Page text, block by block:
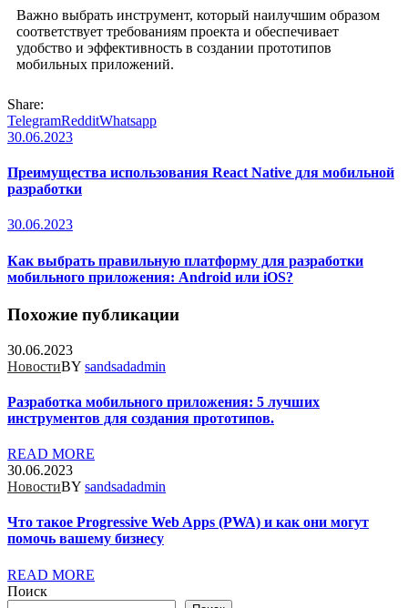
Важно выбрать инструмент, который наилучшим образом
соответствует требованиям проекта и обеспечивает
удобство и эффективность в создании прототипов
мобильных приложений.
Share:
TelegramRedditWhatsapp
30.06.2023
Преимущества использования React Native для мобильной
разработки
30.06.2023
Как выбрать правильную платформу для разработки
мобильного приложения: Android или iOS?
Похожие публикации
30.06.2023
НовостиBY sandsadadmin
Разработка мобильного приложения: 5 лучших
инструментов для создания прототипов.
READ MORE
30.06.2023
НовостиBY sandsadadmin
Что такое Progressive Web Apps (PWA) и как они могут
помочь вашему бизнесу
READ MORE
Поиск